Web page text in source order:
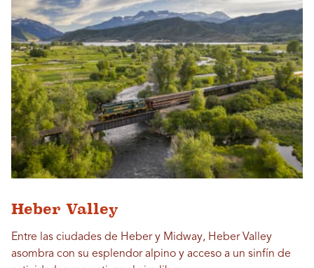
Heber Valley
Entre las ciudades de Heber y Midway, Heber Valley
asombra con su esplendor alpino y acceso a un sinfín de